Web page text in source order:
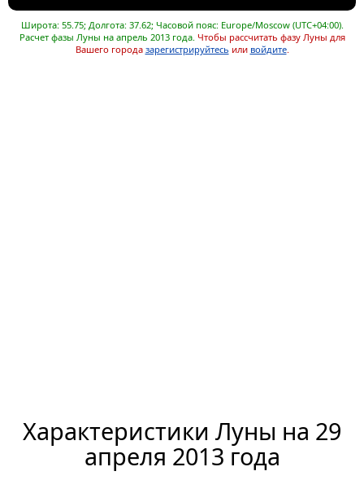
Широта: 55.75; Долгота: 37.62; Часовой пояс: Europe/Moscow (UTC+04:00).
Расчет фазы Луны на апрель 2013 года. Чтобы рассчитать фазу Луны для
Вашего города зарегистрируйтесь или войдите.
Характеристики Луны на 29
апреля 2013 года